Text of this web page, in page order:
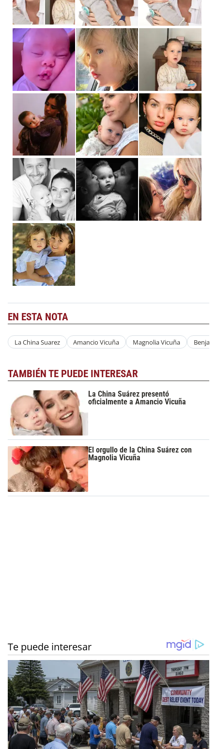
EN ESTA NOTA
La China Suarez Amancio Vicuña Magnolia Vicuña
TAMBIÉN TE PUEDE INTERESAR
La China Suárez presentó
oficialmente a Amancio Vicuña
El orgullo de la China Suárez con
Magnolia Vicuña